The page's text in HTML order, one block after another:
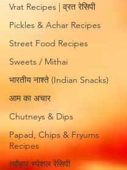
Vrat Recipes | व्रत रेसिपी
Pickles & Achar Recipes
Street Food Recipes
Sweets / Mithai
भारतीय नाश्ते (Indian Snacks)
आम का अचार
Chutneys & Dips
Papad, Chips & Fryums
Recipes
त्यौहार स्पेशल रेसिपी